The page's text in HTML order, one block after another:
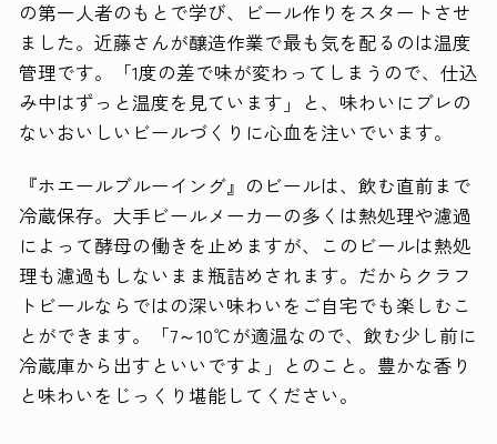
の第一人者のもとで学び、ビール作りをスタートさせ
ました。近藤さんが醸造作業で最も気を配るのは温度
管理です。「1度の差で味が変わってしまうので、仕込
み中はずっと温度を見ています」と、味わいにブレの
ないおいしいビールづくりに心血を注いでいます。
『ホエールブルーイング』のビールは、飲む直前まで
冷蔵保存。大手ビールメーカーの多くは熱処理や濾過
によって酵母の働きを止めますが、このビールは熱処
理も濾過もしないまま瓶詰めされます。だからクラフ
トビールならではの深い味わいをご自宅でも楽しむこ
とができます。「7～10℃が適温なので、飲む少し前に
冷蔵庫から出すといいですよ」とのこと。豊かな香り
と味わいをじっくり堪能してください。